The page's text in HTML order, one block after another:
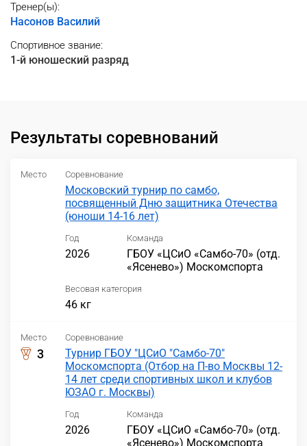
Тренер(ы):
Насонов Василий
Спортивное звание:
1-й юношеский разряд
Результаты соревнований
Место Соревнование
Московский турнир по самбо,
посвященный Дню защитника Отечества
(юноши 14-16 лет)
Год
2026
Команда
ГБОУ «ЦСиО «Самбо-70» (отд.
«Ясенево») Москомспорта
Весовая категория
46 кг
Место
3
Соревнование
Турнир ГБОУ "ЦСиО "Самбо-70"
Москомспорта (Отбор на П-во Москвы 12-
14 лет среди спортивных школ и клубов
ЮЗАО г. Москвы)
Год
2026
Команда
ГБОУ «ЦСиО «Самбо-70» (отд.
«Ясенево») Москомспорта